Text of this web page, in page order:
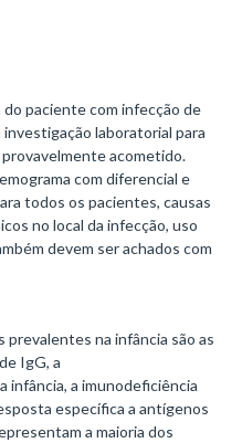
paciente com infecção de
laboratorial para
acometido.
com diferencial e
todos os pacientes, causas
no local da infecção, uso
devem ser achados com
prevalentes na infância são as
IgG, a
infância, a imunodeficiência
específica a antígenos
a maioria dos